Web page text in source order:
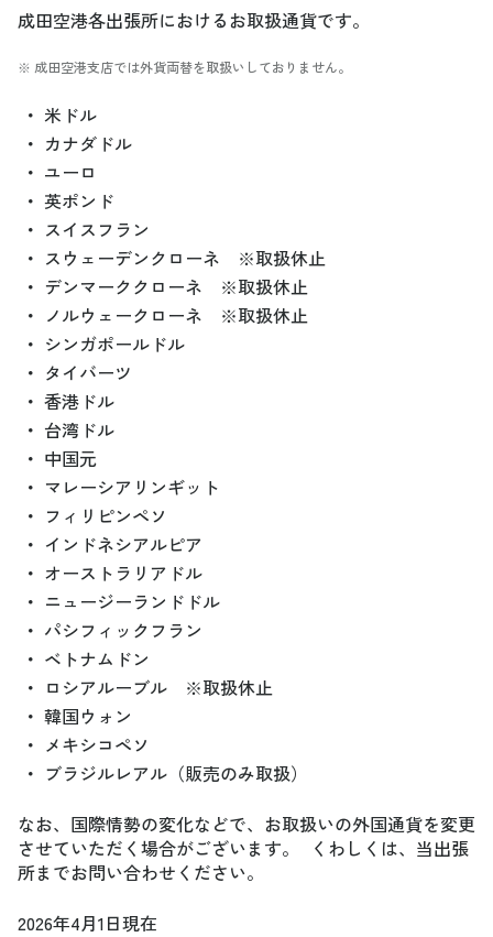
成田空港各出張所におけるお取扱通貨です。
※ 成田空港支店では外貨両替を取扱いしておりません。
・ 米ドル
・ カナダドル
・ ユーロ
・ 英ポンド
・ スイスフラン
・ スウェーデンクローネ ※取扱休止
・ デンマーククローネ ※取扱休止
・ ノルウェークローネ ※取扱休止
・ シンガポールドル
・ タイバーツ
・ 香港ドル
・ 台湾ドル
・ 中国元
・ マレーシアリンギット
・ フィリピンペソ
・ インドネシアルピア
・ オーストラリアドル
・ ニュージーランドドル
・ パシフィックフラン
・ ベトナムドン
・ ロシアルーブル ※取扱休止
・ 韓国ウォン
・ メキシコペソ
・ ブラジルレアル（販売のみ取扱）
なお、国際情勢の変化などで、お取扱いの外国通貨を変更
させていただく場合がございます。 くわしくは、当出張
所までお問い合わせください。
2026年4月1日現在